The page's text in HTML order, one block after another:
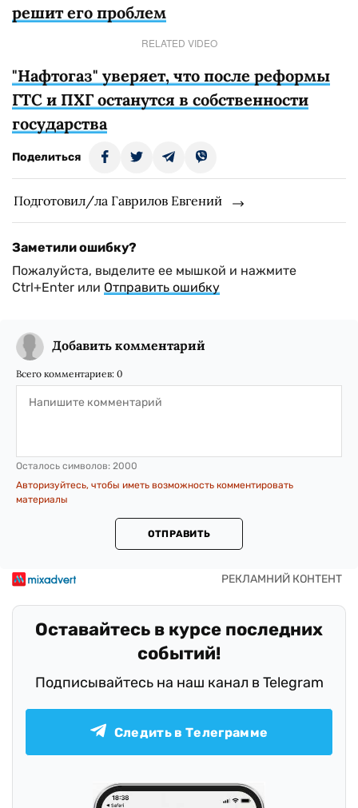
решит его проблем
RELATED VIDEO
"Нафтогаз" уверяет, что после реформы
ГТС и ПХГ останутся в собственности
государства
Поделиться
Подготовил/ла Гаврилов Евгений
Заметили ошибку?
Пожалуйста, выделите ее мышкой и нажмите
Ctrl+Enter или Отправить ошибку
Добавить комментарий
Всего комментариев: 0
Осталось символов: 2000
Авторизуйтесь, чтобы иметь возможность комментировать
материалы
ОТПРАВИТЬ
Оставайтесь в курсе последних
событий!
Подписывайтесь на наш канал в Telegram
Следить в Телеграмме